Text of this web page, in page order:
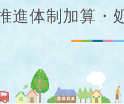
進体制加算・